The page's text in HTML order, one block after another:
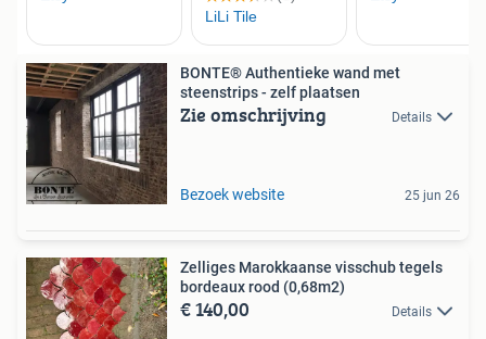
BONTE® Authentieke wand met
steenstrips - zelf plaatsen
Zie omschrijving Details
Bezoek website 25 jun 26
Zelliges Marokkaanse visschub tegels
bordeaux rood (0,68m2)
€ 140,00 Details